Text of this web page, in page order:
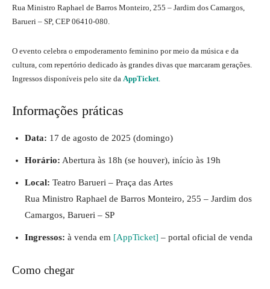
Rua Ministro Raphael de Barros Monteiro, 255 – Jardim dos Camargos,
Barueri – SP, CEP 06410‑080.
O evento celebra o empoderamento feminino por meio da música e da
cultura, com repertório dedicado às grandes divas que marcaram gerações.
Ingressos disponíveis pelo site da AppTicket.
Informações práticas
Data: 17 de agosto de 2025 (domingo)
Horário: Abertura às 18h (se houver), início às 19h
Local: Teatro Barueri – Praça das Artes
Rua Ministro Raphael de Barros Monteiro, 255 – Jardim dos
Camargos, Barueri – SP
Ingressos: à venda em [AppTicket] – portal oficial de venda
Como chegar